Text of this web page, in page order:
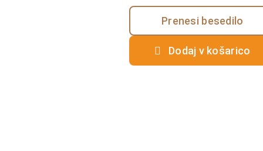
Prenesi besedilo
Dodaj v košarico